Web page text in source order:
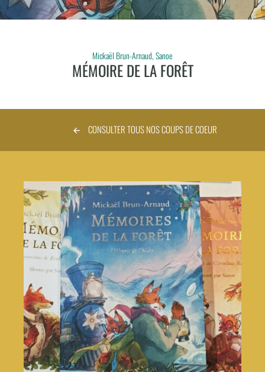
Mickaël Brun-Arnaud, Sanoe
MÉMOIRE DE LA FORÊT
CONSULTER TOUS NOS COUPS DE COEUR